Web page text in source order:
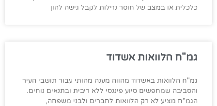
כלכלית או במצב של חוסר נזילות לקבל גישה להון
גמ"ח הלוואות אשדוד
גמ"ח הלוואות באשדוד מהווה מענה מהותי עבור תושבי העיר
והסביבה שמחפשים סיוע פיננסי ללא ריבית ובתנאים נוחים.
הגמ"ח מציע לא רק הלוואות לחברים ולבני משפחה,